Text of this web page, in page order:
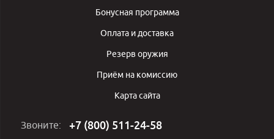
Бонусная программа
Оплата и доставка
Резерв оружия
Приём на комиссию
Карта сайта
Звоните: +7 (800) 511-24-58